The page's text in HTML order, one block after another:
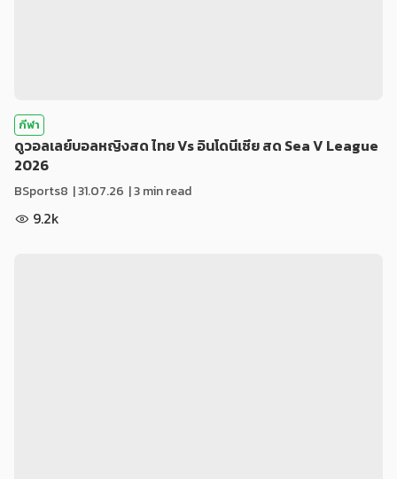
กีฬา
ดูวอลเลย์บอลหญิงสด ไทย Vs อินโดนีเซีย สด Sea V League
2026
BSports8 |31.07.26 | 3 min read
9.2k